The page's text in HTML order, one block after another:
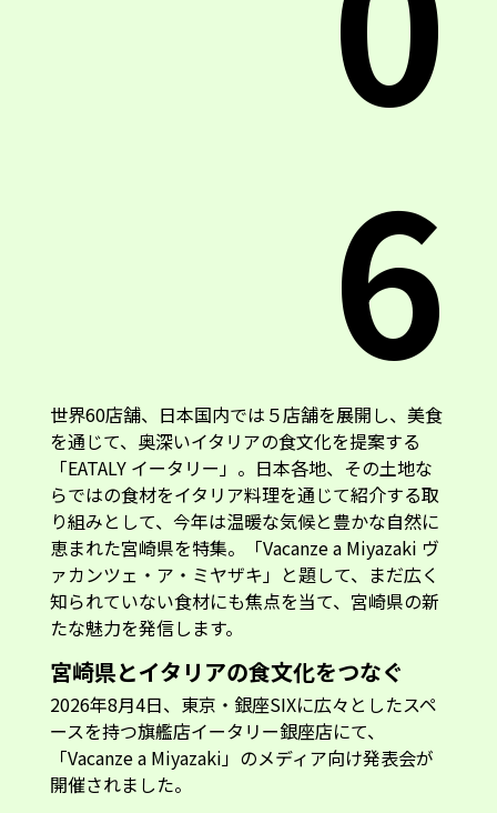
6
世界60店舗、日本国内では５店舗を展開し、美食
を通じて、奥深いイタリアの食文化を提案する
「EATALY イータリー」。日本各地、その土地な
らではの食材をイタリア料理を通じて紹介する取
り組みとして、今年は温暖な気候と豊かな自然に
恵まれた宮崎県を特集。「Vacanze a Miyazaki ヴ
ァカンツェ・ア・ミヤザキ」と題して、まだ広く
知られていない食材にも焦点を当て、宮崎県の新
たな魅力を発信します。
宮崎県とイタリアの食文化をつなぐ
2026年8月4日、東京・銀座SIXに広々としたスペ
ースを持つ旗艦店イータリー銀座店にて、
「Vacanze a Miyazaki」のメディア向け発表会が
開催されました。